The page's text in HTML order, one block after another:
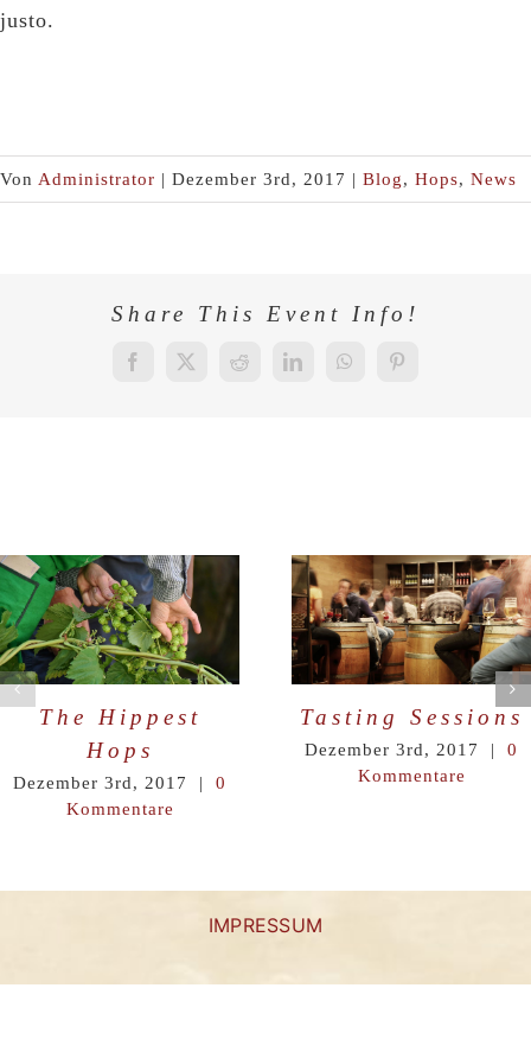
justo.
Von Administrator | Dezember 3rd, 2017 | Blog, Hops, News
Share This Event Info!
Facebook
X RedditLinkedInWhatsAppPinterest
The Hippest
Hops
Dezember 3rd, 2017 |
0
Kommentare
Tasting Sessions
Dezember 3rd, 2017 |
0
Kommentare
IMPRESSUM